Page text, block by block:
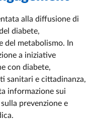
alla diffusione di
diabete,
del metabolismo. In
a iniziative
con diabete,
sanitari e cittadinanza,
informazione sui
prevenzione e